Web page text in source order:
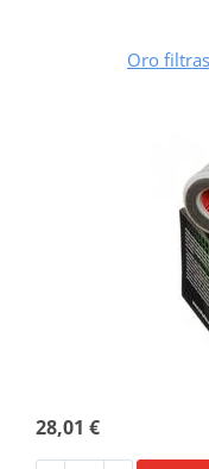
Oro
28,01 €